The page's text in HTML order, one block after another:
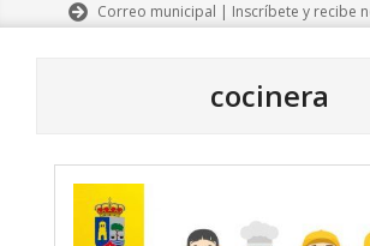
Correo municipal | Inscríbete y recibe
cocinera